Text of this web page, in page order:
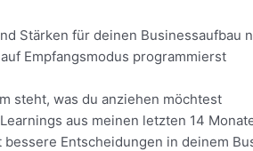
Stärken für deinen Businessaufbau
Empfangsmodus programmierst
steht, was du anziehen möchtest
aus meinen letzten 14
Entscheidungen in deinem